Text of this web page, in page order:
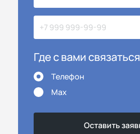
Где с вами связаться
Телефон
Max